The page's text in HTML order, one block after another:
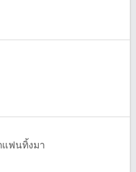
แฟนทิ้งมา